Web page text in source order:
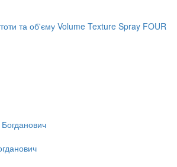
та об'єму Volume Texture Spray FOUR